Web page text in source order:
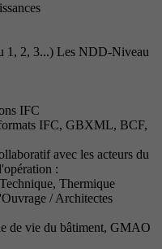
1, 2, 3...) Les NDD-Niveau
IFC
IFC, GBXML, BCF,
avec les acteurs du
:
Thermique
/ Architectes
de vie du bâtiment, GMAO